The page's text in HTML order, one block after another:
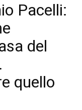
Pacelli:
del
quello